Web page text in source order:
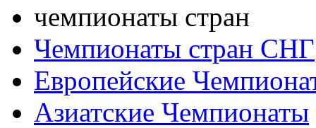
чемпионаты стран
Чемпионаты стран СНГ
Европейские
Азиатские Чемпионаты